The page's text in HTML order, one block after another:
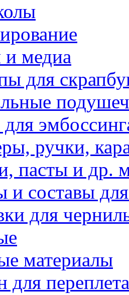
медиа
для
ручки,
пасты и др.
составы
для
материалы
для переплета